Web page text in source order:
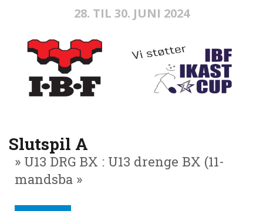
28. TIL 30. JUNI 2024
Slutspil A
» U13 DRG BX : U13 drenge BX (11-
mandsba »